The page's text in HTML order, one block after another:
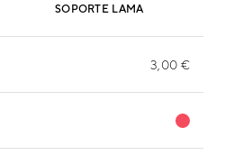
SOPORTE LAMA
3,00 €